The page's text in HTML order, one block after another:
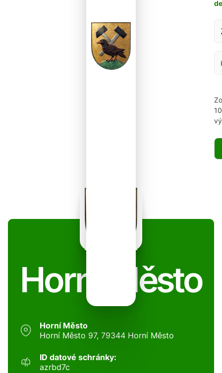
Horní Město
Horní Město
Horní Město 97, 79344 Horní Město
ID datové schránky:
azrbd7c